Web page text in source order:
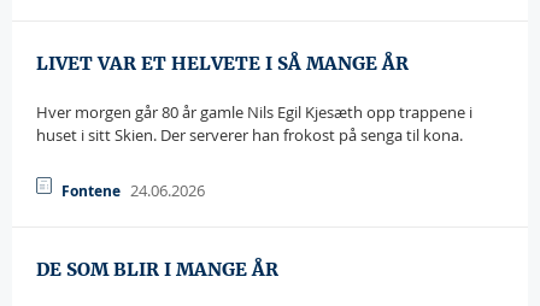
LIVET VAR ET HELVETE I SÅ MANGE ÅR
Hver morgen går 80 år gamle Nils Egil Kjesæth opp trappene i
huset i sitt Skien. Der serverer han frokost på senga til kona.
Fontene 24.06.2026
DE SOM BLIR I MANGE ÅR